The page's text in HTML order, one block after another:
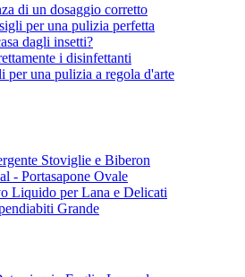
di un dosaggio corretto
per una pulizia perfetta
dagli insetti?
i disinfettanti
per una pulizia a regola d'arte
Stoviglie e Biberon
- Portasapone Ovale
Liquido per Lana e Delicati
Grande